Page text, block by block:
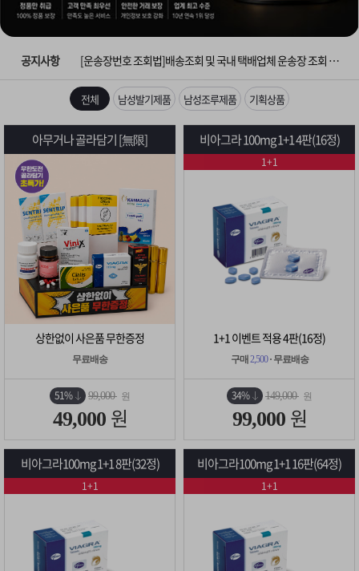
니
워
맨
제
품
은
노
우
객
터
마
페
이
문
조
공지사항
[2026구정 연휴]설 연휴 배송 및 휴무 안내
[운송장번호 조회법]배송조회 및 국내 택배업체 운송장 조회 하는법
[ios앱 오픈]아이폰 고객 앱설치 가능합니다.
[무인택배함 이용 안내] 집 밖에 주소로 택배 받기
[2026구정 연휴]설 연휴 배송 및 휴무 안내
전체 남성발기제품 남성조루제품 기획상품
아무거나 골라담기 [無限]
상한없이 사은품 무한증정
무료배송
51% 99,000 원
49,000 원
비아그라 100mg 1+1 4판(16정)
1+1 이벤트 적용 4판(16정)
구매 2,500· 무료배송
34% 149,000 원
99,000 원
1+1
비아그라100mg 1+1 8판(32정)
1+1
비아그라100mg 1+1 16판(64정)
1+1